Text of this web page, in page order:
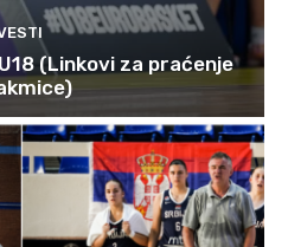
(Linkovi za praćenje